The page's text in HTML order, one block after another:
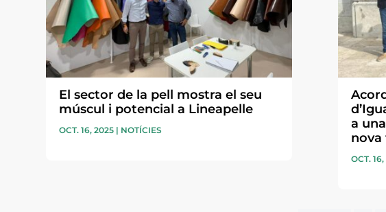
El sector de la pell mostra el seu
múscul i potencial a Lineapelle
OCT. 16, 2025 | NOTÍCIES
a
nova
OCT.